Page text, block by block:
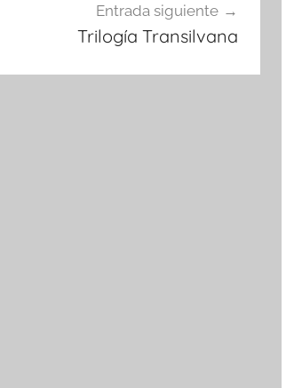
Entrada siguiente
Trilogía Transilvana